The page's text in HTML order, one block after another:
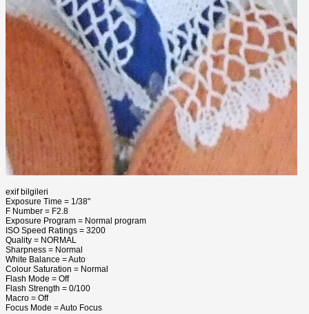
exif bilgileri
Exposure Time = 1/38"
F Number = F2.8
Exposure Program = Normal program
ISO Speed Ratings = 3200
Quality = NORMAL
Sharpness = Normal
White Balance = Auto
Colour Saturation = Normal
Flash Mode = Off
Flash Strength = 0/100
Macro = Off
Focus Mode = Auto Focus